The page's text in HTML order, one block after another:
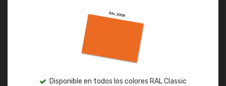
Disponible en todos los colores RAL Classic